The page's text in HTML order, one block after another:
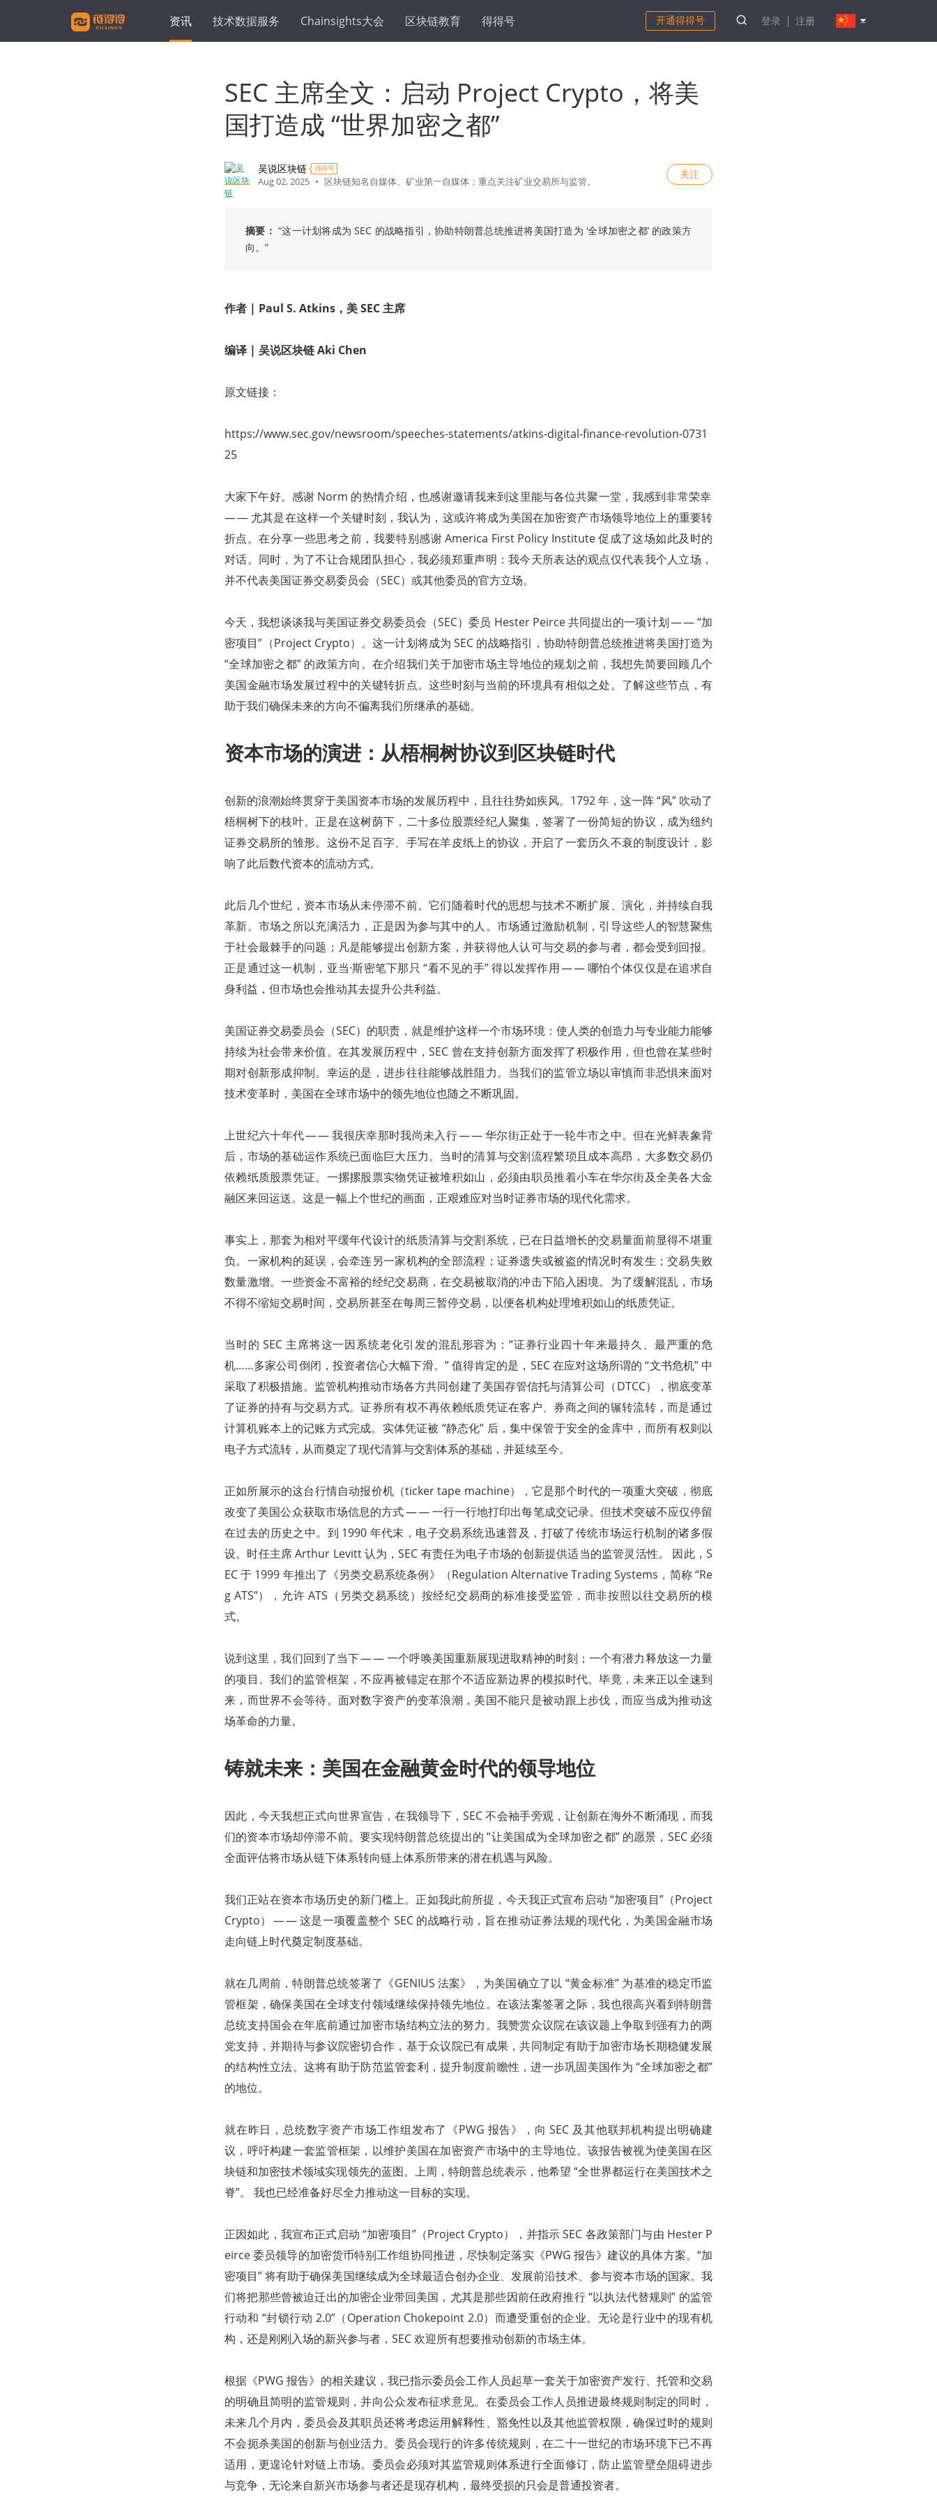
资讯 技术数据服务 Chainsights大会 区块链教育 得得号 开通得得号 登录 注册
SEC 主席全文：启动 Project Crypto，将美
国打造成 “世界加密之都”
吴说区块链 得得号
Aug 02, 2025 • 区块链知名自媒体、矿业第一自媒体；重点关注矿业交易所与监管。
关注
摘要：“这一计划将成为 SEC 的战略指引，协助特朗普总统推进将美国打造为 ‘全球加密之都’ 的政策方
向。”
作者 | Paul S. Atkins，美 SEC 主席
编译 | 吴说区块链 Aki Chen
原文链接：
https://www.sec.gov/newsroom/speeches-statements/atkins-digital-finance-revolution-0731
25
大家下午好。感谢 Norm 的热情介绍，也感谢邀请我来到这里能与各位共聚一堂，我感到非常荣幸
— — 尤其是在这样一个关键时刻，我认为，这或许将成为美国在加密资产市场领导地位上的重要转
折点。在分享一些思考之前，我要特别感谢 America First Policy Institute 促成了这场如此及时的
对话。同时，为了不让合规团队担心，我必须郑重声明：我今天所表达的观点仅代表我个人立场，
并不代表美国证券交易委员会（SEC）或其他委员的官方立场。
今天，我想谈谈我与美国证券交易委员会（SEC）委员 Hester Peirce 共同提出的一项计划 — — “加
密项目”（Project Crypto）。这一计划将成为 SEC 的战略指引，协助特朗普总统推进将美国打造为
“全球加密之都” 的政策方向。在介绍我们关于加密市场主导地位的规划之前，我想先简要回顾几个
美国金融市场发展过程中的关键转折点。这些时刻与当前的环境具有相似之处。了解这些节点，有
助于我们确保未来的方向不偏离我们所继承的基础。
资本市场的演进：从梧桐树协议到区块链时代
创新的浪潮始终贯穿于美国资本市场的发展历程中，且往往势如疾风。1792 年，这一阵 “风” 吹动了
梧桐树下的枝叶。正是在这树荫下，二十多位股票经纪人聚集，签署了一份简短的协议，成为纽约
证券交易所的雏形。这份不足百字、手写在羊皮纸上的协议，开启了一套历久不衰的制度设计，影
响了此后数代资本的流动方式。
此后几个世纪，资本市场从未停滞不前。它们随着时代的思想与技术不断扩展、演化，并持续自我
革新。市场之所以充满活力，正是因为参与其中的人。市场通过激励机制，引导这些人的智慧聚焦
于社会最棘手的问题；凡是能够提出创新方案，并获得他人认可与交易的参与者，都会受到回报。
正是通过这一机制，亚当·斯密笔下那只 “看不见的手” 得以发挥作用 — — 哪怕个体仅仅是在追求自
身利益，但市场也会推动其去提升公共利益。
美国证券交易委员会（SEC）的职责，就是维护这样一个市场环境：使人类的创造力与专业能力能够
持续为社会带来价值。在其发展历程中，SEC 曾在支持创新方面发挥了积极作用，但也曾在某些时
期对创新形成抑制。幸运的是，进步往往能够战胜阻力。当我们的监管立场以审慎而非恐惧来面对
技术变革时，美国在全球市场中的领先地位也随之不断巩固。
上世纪六十年代 — — 我很庆幸那时我尚未入行 — — 华尔街正处于一轮牛市之中。但在光鲜表象背
后，市场的基础运作系统已面临巨大压力。当时的清算与交割流程繁琐且成本高昂，大多数交易仍
依赖纸质股票凭证。一摞摞股票实物凭证被堆积如山，必须由职员推着小车在华尔街及全美各大金
融区来回运送。这是一幅上个世纪的画面，正艰难应对当时证券市场的现代化需求。
事实上，那套为相对平缓年代设计的纸质清算与交割系统，已在日益增长的交易量面前显得不堪重
负。一家机构的延误，会牵连另一家机构的全部流程；证券遗失或被盗的情况时有发生；交易失败
数量激增。一些资金不富裕的经纪交易商，在交易被取消的冲击下陷入困境。为了缓解混乱，市场
不得不缩短交易时间，交易所甚至在每周三暂停交易，以便各机构处理堆积如山的纸质凭证。
当时的 SEC 主席将这一因系统老化引发的混乱形容为：“证券行业四十年来最持久、最严重的危
机……多家公司倒闭，投资者信心大幅下滑。” 值得肯定的是，SEC 在应对这场所谓的 “文书危机” 中
采取了积极措施。监管机构推动市场各方共同创建了美国存管信托与清算公司（DTCC），彻底变革
了证券的持有与交易方式。证券所有权不再依赖纸质凭证在客户、券商之间的辗转流转，而是通过
计算机账本上的记账方式完成。实体凭证被 “静态化” 后，集中保管于安全的金库中，而所有权则以
电子方式流转，从而奠定了现代清算与交割体系的基础，并延续至今。
正如所展示的这台行情自动报价机（ticker tape machine），它是那个时代的一项重大突破，彻底
改变了美国公众获取市场信息的方式 — — 一行一行地打印出每笔成交记录。但技术突破不应仅停留
在过去的历史之中。到 1990 年代末，电子交易系统迅速普及，打破了传统市场运行机制的诸多假
设。时任主席 Arthur Levitt 认为，SEC 有责任为电子市场的创新提供适当的监管灵活性。 因此，S
EC 于 1999 年推出了《另类交易系统条例》（Regulation Alternative Trading Systems，简称 “Re
g ATS”），允许 ATS（另类交易系统）按经纪交易商的标准接受监管，而非按照以往交易所的模
式。
说到这里，我们回到了当下 — — 一个呼唤美国重新展现进取精神的时刻；一个有潜力释放这一力量
的项目。我们的监管框架，不应再被锚定在那个不适应新边界的模拟时代。毕竟，未来正以全速到
来，而世界不会等待。面对数字资产的变革浪潮，美国不能只是被动跟上步伐，而应当成为推动这
场革命的力量。
铸就未来：美国在金融黄金时代的领导地位
因此，今天我想正式向世界宣告，在我领导下，SEC 不会袖手旁观，让创新在海外不断涌现，而我
们的资本市场却停滞不前。要实现特朗普总统提出的 “让美国成为全球加密之都” 的愿景，SEC 必须
全面评估将市场从链下体系转向链上体系所带来的潜在机遇与风险。
我们正站在资本市场历史的新门槛上。正如我此前所提，今天我正式宣布启动 “加密项目”（Project
Crypto） — — 这是一项覆盖整个 SEC 的战略行动，旨在推动证券法规的现代化，为美国金融市场
走向链上时代奠定制度基础。
就在几周前，特朗普总统签署了《GENIUS 法案》，为美国确立了以 “黄金标准” 为基准的稳定币监
管框架，确保美国在全球支付领域继续保持领先地位。在该法案签署之际，我也很高兴看到特朗普
总统支持国会在年底前通过加密市场结构立法的努力。我赞赏众议院在该议题上争取到强有力的两
党支持，并期待与参议院密切合作，基于众议院已有成果，共同制定有助于加密市场长期稳健发展
的结构性立法。这将有助于防范监管套利，提升制度前瞻性，进一步巩固美国作为 “全球加密之都”
的地位。
就在昨日，总统数字资产市场工作组发布了《PWG 报告》，向 SEC 及其他联邦机构提出明确建
议，呼吁构建一套监管框架，以维护美国在加密资产市场中的主导地位。该报告被视为使美国在区
块链和加密技术领域实现领先的蓝图。上周，特朗普总统表示，他希望 “全世界都运行在美国技术之
脊”。 我也已经准备好尽全力推动这一目标的实现。
正因如此，我宣布正式启动 “加密项目”（Project Crypto），并指示 SEC 各政策部门与由 Hester P
eirce 委员领导的加密货币特别工作组协同推进，尽快制定落实《PWG 报告》建议的具体方案。“加
密项目” 将有助于确保美国继续成为全球最适合创办企业、发展前沿技术、参与资本市场的国家。我
们将把那些曾被迫迁出的加密企业带回美国，尤其是那些因前任政府推行 “以执法代替规则” 的监管
行动和 “封锁行动 2.0”（Operation Chokepoint 2.0）而遭受重创的企业。无论是行业中的现有机
构，还是刚刚入场的新兴参与者，SEC 欢迎所有想要推动创新的市场主体。
根据《PWG 报告》的相关建议，我已指示委员会工作人员起草一套关于加密资产发行、托管和交易
的明确且简明的监管规则，并向公众发布征求意见。在委员会工作人员推进最终规则制定的同时，
未来几个月内，委员会及其职员还将考虑运用解释性、豁免性以及其他监管权限，确保过时的规则
不会扼杀美国的创新与创业活力。委员会现行的许多传统规则，在二十一世纪的市场环境下已不再
适用，更遑论针对链上市场。委员会必须对其监管规则体系进行全面修订，防止监管壁垒阻碍进步
与竞争，无论来自新兴市场参与者还是现存机构，最终受损的只会是普通投资者。